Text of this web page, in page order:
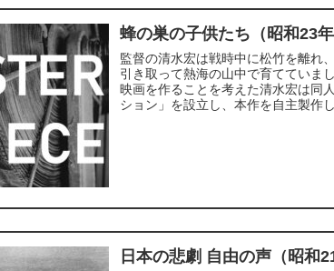
蜂の巣の子供たち（昭和23年
監督の清水宏は戦時中に松竹を離れ
引き取って熱海の山中で育てていま
映画を作ることを考えた清水宏は同
ション」を設立し、本作を自主製作し
日本の悲劇 自由の声（昭和